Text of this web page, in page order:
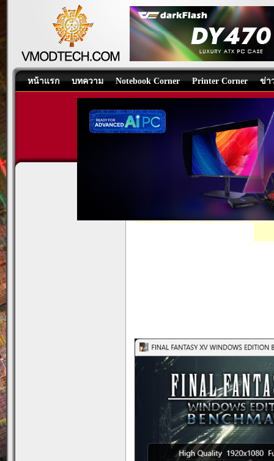
หน้าแรก บทความ Notebook Corner Printer Corner ข่า
ASUS Prime Radeon™ RX
บทความโดย:tpp,